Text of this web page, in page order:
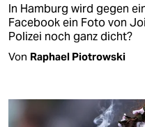
In Hamburg wird gegen
Facebook ein Foto von
Polizei noch ganz dicht?
Von Raphael Piotrowski